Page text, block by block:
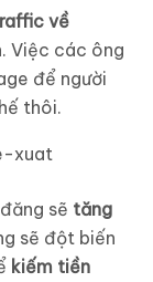
về
Việc các ông
để người
thôi.
sẽ tăng
sẽ đột biến
kiếm tiền